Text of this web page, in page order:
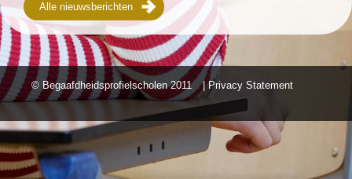
Alle nieuwsberichten
© Begaafdheidsprofielscholen2011 | Privacy Statement